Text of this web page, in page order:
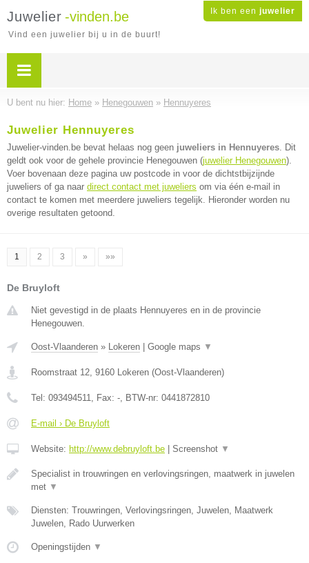
Ik ben een juwelier
Juwelier -vinden.be
Vind een juwelier bij u in de buurt!
U bent nu hier: Home » Henegouwen » Hennuyeres
Juwelier Hennuyeres
Juwelier-vinden.be bevat helaas nog geen juweliers in Hennuyeres. Dit
geldt ook voor de gehele provincie Henegouwen (juwelier Henegouwen).
Voer bovenaan deze pagina uw postcode in voor de dichtstbijzijnde
juweliers of ga naar direct contact met juweliers om via één e-mail in
contact te komen met meerdere juweliers tegelijk. Hieronder worden nu
overige resultaten getoond.
1 2 3 » »»
De Bruyloft
Niet gevestigd in de plaats Hennuyeres en in de provincie
Henegouwen.
Oost-Vlaanderen » Lokeren Google maps ▼
Roomstraat 12, 9160 Lokeren (Oost-Vlaanderen)
Tel: 093494511, Fax: -, BTW-nr: 0441872810
E-mail › De Bruyloft
Website: http://www.debruyloft.be Screenshot ▼
Specialist in trouwringen en verlovingsringen, maatwerk in juwelen
met ▼
Diensten: Trouwringen, Verlovingsringen, Juwelen, Maatwerk
Juwelen, Rado Uurwerken
Openingstijden ▼